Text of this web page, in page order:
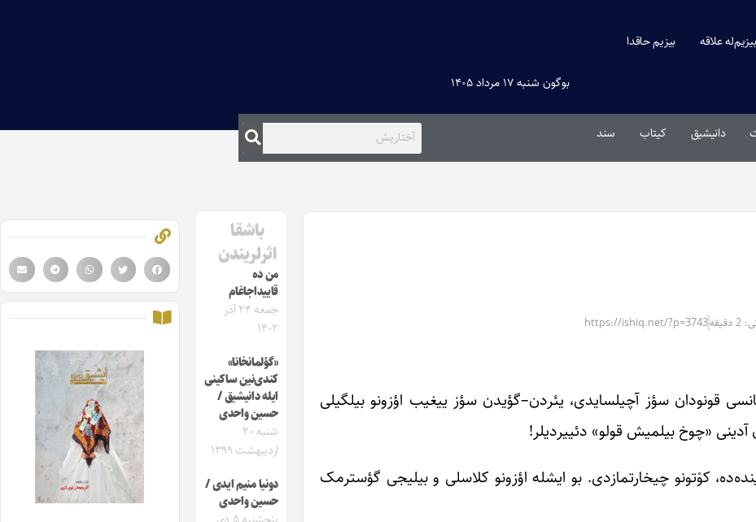
بیزیم‌له علاقه بیزیم حاقدا
بوگون شنبه ۱۷ مرداد ۱۴۰۵
دانیشیق کیتاب سند
https://ishiq.net/?p=3743
قونودان سؤز آچیلسایدی، یئردن–گؤیدن سؤز ییغیب اؤزونو بیلگیلی
آدینی «چوخ بیلمیش قولو» دئییردیلر!
کوْتونو چیخارتمازدی. بو ایشله اؤزونو کلاسلی و بیلیجی گؤسترمک
باشقا
اثرلریندن
من ده
قاییداجاغام
جمعه ۲۴ آذر
۱۴۰۲
«گؤلمانخانا»
کندی‌نین ساکینی
ایله دانیشیق /
حسین واحدی
شنبه ۲۰
اردیبهشت ۱۳۹۹
دونیا منیم ایدی /
حسین واحدى